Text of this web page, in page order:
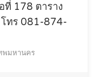
178 ตาราง
ทร 081-874-
พมหานคร